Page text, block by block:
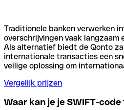
Traditionele banken verwerken
overschrijvingen vaak langzaam
Als alternatief biedt de Qonto
internationale transacties een
veilige oplossing om
Vergelijk prijzen
Waar kan je je SWIFT-